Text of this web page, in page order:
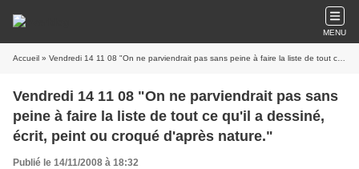
MENU
Accueil » Vendredi 14 11 08 "On ne parviendrait pas sans peine à faire la liste de tout ce qu'il a dessiné, écrit, peint ou croqué d'après nature."
Vendredi 14 11 08 "On ne parviendrait pas sans
peine à faire la liste de tout ce qu'il a dessiné,
écrit, peint ou croqué d'après nature."
Publié le 14/11/2008 à 18:32